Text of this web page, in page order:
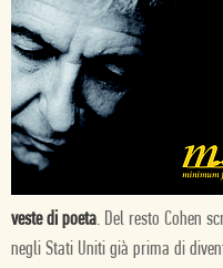
veste di poeta. Del resto Cohen
negli Stati Uniti già prima di